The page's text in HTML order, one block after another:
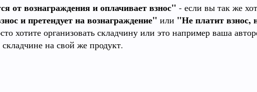
от вознаграждения и оплачивает взнос" - если вы так же
и претендует на вознаграждение" или "Не платит взнос,
хотите организовать складчину или это например ваша
складчине на свой же продукт.